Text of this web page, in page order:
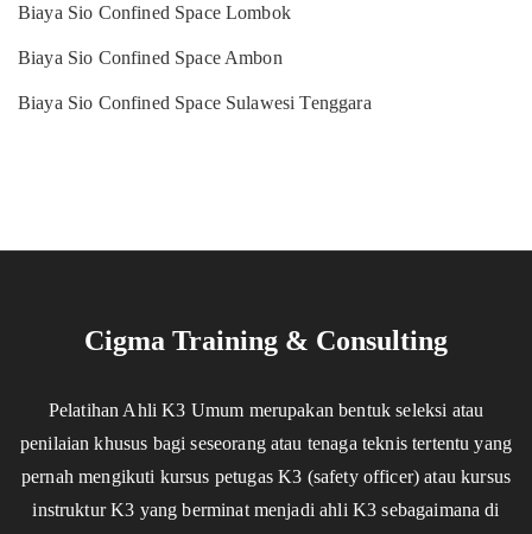
Biaya Sio Confined Space Lombok
Biaya Sio Confined Space Ambon
Biaya Sio Confined Space Sulawesi Tenggara
Cigma Training & Consulting
Pelatihan Ahli K3 Umum merupakan bentuk seleksi atau
penilaian khusus bagi seseorang atau tenaga teknis tertentu yang
pernah mengikuti kursus petugas K3 (safety officer) atau kursus
instruktur K3 yang berminat menjadi ahli K3 sebagaimana di